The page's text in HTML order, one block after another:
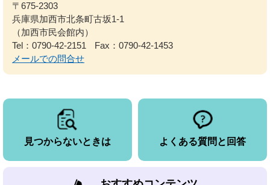
〒675-2303
兵庫県加西市北条町古坂1-1
（加西市民会館内）
Tel：0790-42-2151
Fax：0790-42-1453
メールでの問合せ
見つからないときは よくある質問と回答